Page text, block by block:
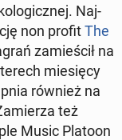
Naj­
non profitThe
za­mie­ścił na
mie­się­cy
również na
też
Music Platoon